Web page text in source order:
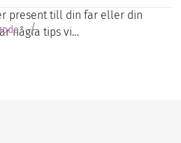
present till din far eller din
några tips vi…
/